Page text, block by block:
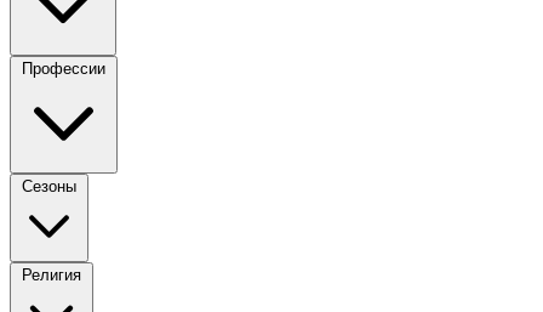
Профессии
Сезоны
Религия